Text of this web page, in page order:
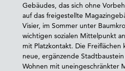
Gebäudes, das sich ohne
auf das freigestellte
Visier, im Sommer unter
wichtigen sozialen Mittelpunkt
mit Platzkontakt. Die
neue, ergänzende
Wohnen mit uneingeschränkter